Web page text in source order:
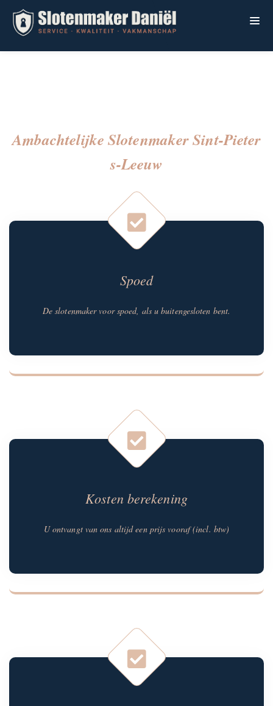
Ambachtelijke Slotenmaker Sint-Pieter
S-Leeuw
Spoed
De slotenmaker voor spoed, als u buitengesloten bent.
Kosten berekening
U ontvangt van ons altijd een prijs vooraf (incl. btw)